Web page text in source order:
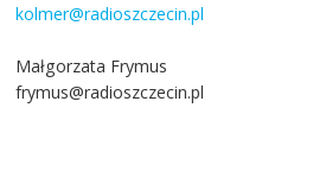
kolmer@radioszczecin.pl
Małgorzata Frymus
frymus@radioszczecin.pl